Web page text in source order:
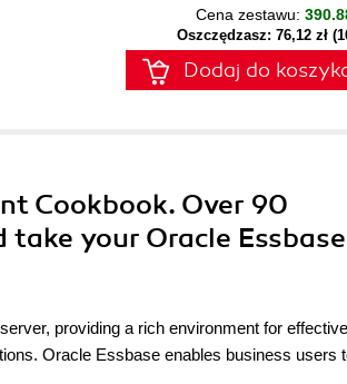
Cena zestawu:
Oszczędzasz: 76,12 zł
Dodaj do
Cookbook. Over 90
your Oracle Essbase
providing a rich environment for
Oracle Essbase enables business users